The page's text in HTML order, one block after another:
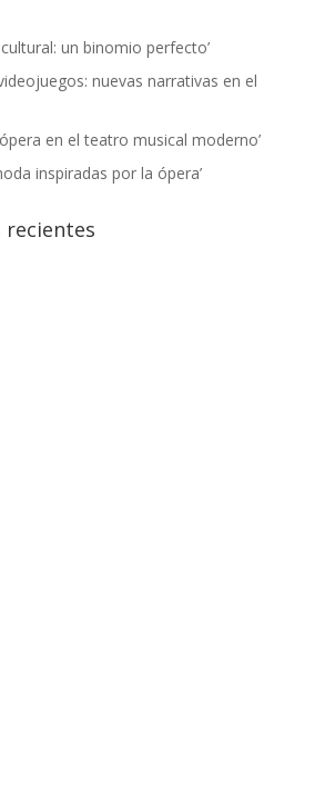
un binomio perfecto’
nuevas narrativas en el
en el teatro musical moderno’
inspiradas por la ópera’
recientes